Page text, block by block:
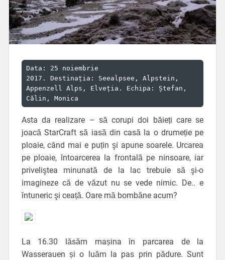
Data: 25 noiembrie
2017. Destinația: Seealpsee, Alpstein,
Appenzell Alps, Elveția. Echipa: Ștefan,
Călin, Monica
Asta da realizare – să corupi doi băieți care se
joacă StarCraft să iasă din casă la o drumeție pe
ploaie, când mai e puțin şi apune soarele. Urcarea
pe ploaie, întoarcerea la frontală pe ninsoare, iar
priveliştea minunată de la lac trebuie să şi-o
imagineze că de văzut nu se vede nimic. De.. e
întuneric şi ceață. Oare mă bombăne acum?
La 16.30 lăsăm mașina în parcarea de la
Wasserauen și o luăm la pas prin pădure. Sunt